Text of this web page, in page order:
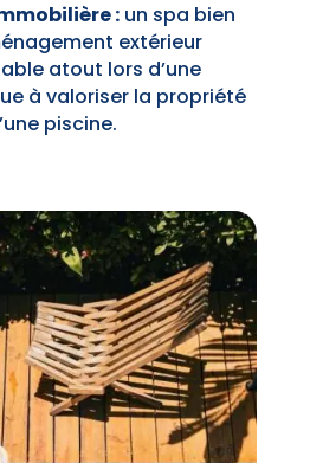
:un spa bien
extérieur
atout lors d’une
à valoriser la propriété
piscine.